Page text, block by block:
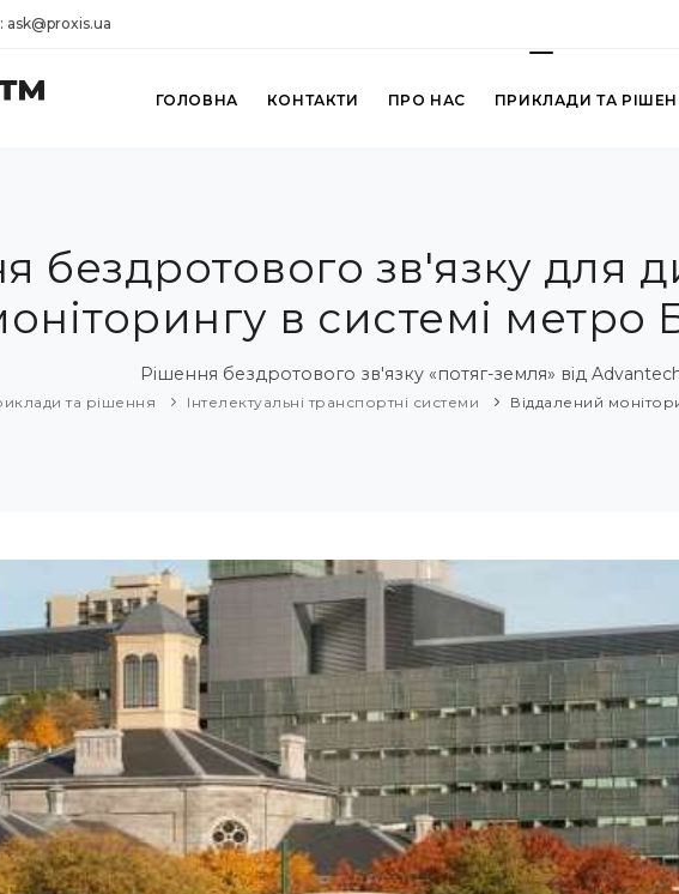
ask@proxis.ua
ГОЛОВНА КОНТАКТИ ПРО НАС ПРИКЛАДИ ТА
бездротового зв'язку для
в системі метро
Рішення бездротового зв'язку «потяг-земля» від
та рішення Інтелектуальні транспортні системи Віддалений